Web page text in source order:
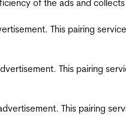
of the ads and
This pairing
This pairing
This pairing